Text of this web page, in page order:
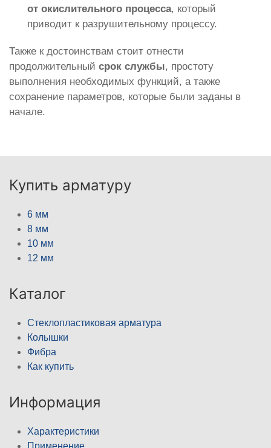
от окислительного процесса, который
приводит к разрушительному процессу.
Также к достоинствам стоит отнести
продолжительный срок службы, простоту
выполнения необходимых функций, а также
сохранение параметров, которые были заданы в
начале.
Купить арматуру
6 мм
8 мм
10 мм
12 мм
Каталог
Стеклопластиковая арматура
Колышки
Фибра
Как купить
Информация
Характеристики
Применение